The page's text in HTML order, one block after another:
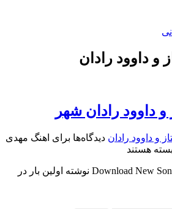
و داوود رادان
و داوود رادان شهر
و داوود رادان دیدگاه‌ها برای اهنگ مهدی
بسته هستند
و به نام Download New Song By And Called نوشته اولین بار در